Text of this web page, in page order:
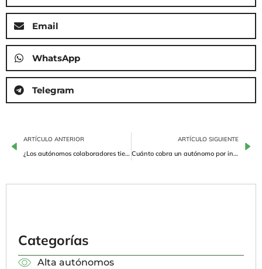
Email
WhatsApp
Telegram
ARTÍCULO ANTERIOR
¿Los autónomos colaboradores tienen que presentar la renta?
ARTÍCULO SIGUIENTE
Cuánto cobra un autónomo por incapacidad permanente
Categorías
Alta autónomos